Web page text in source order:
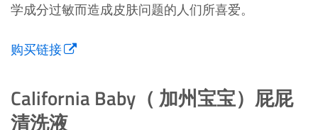
学成分过敏而造成皮肤问题的人们所喜爱。
购买链接
California Baby（ 加州宝宝）屁屁
清洗液